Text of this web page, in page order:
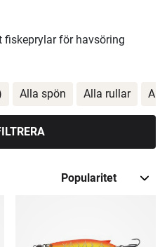
fiskeprylar för havsöring
Alla spön Alla rullar